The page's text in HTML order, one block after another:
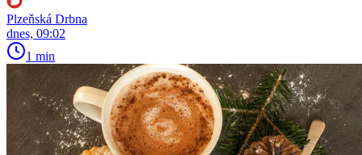
Plzeňská Drbna
dnes, 09:02
1 min